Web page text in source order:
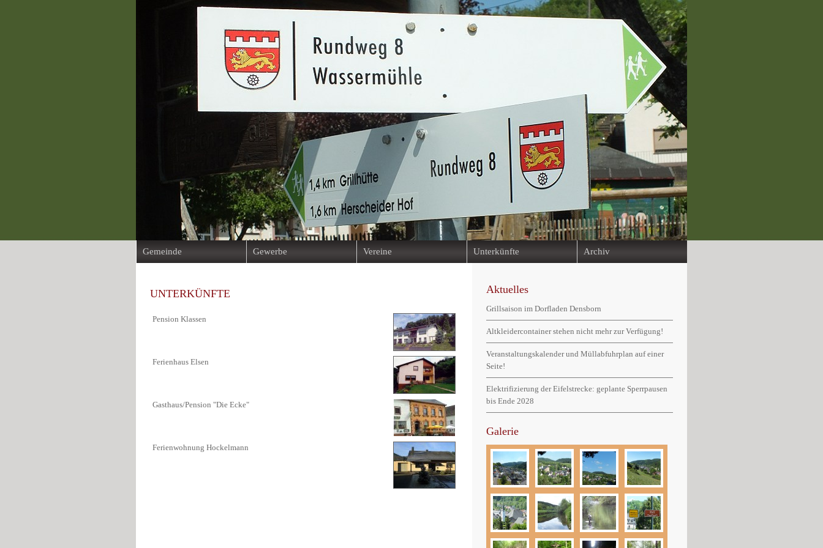
Gemeinde Gewerbe Vereine Unterkünfte Archiv
UNTERKÜNFTE
Pension Klassen
Ferienhaus Elsen
Gasthaus/Pension "Die Ecke"
Ferienwohnung Hockelmann
Aktuelles
Grillsaison im Dorfladen Densborn
Altkleidercontainer stehen nicht mehr zur Verfügung!
Veranstaltungskalender und Müllabfuhrplan auf einer
Seite!
Elektrifizierung der Eifelstrecke: geplante Sperrpausen
bis Ende 2028
Galerie